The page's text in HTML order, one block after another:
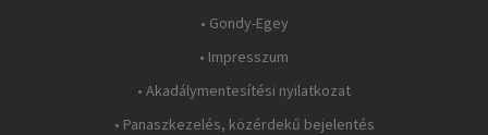
• Gondy-Egey
• Impresszum
• Akadálymentesítési nyilatkozat
• Panaszkezelés, közérdekű bejelentés